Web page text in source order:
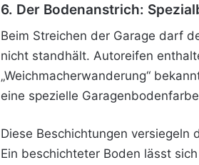
6. Der Bodenanstrich:
Beim Streichen der Garage darf
nicht standhält. Autoreifen
„Weichmacherwanderung“
eine spezielle
Diese Beschichtungen versiegeln
Ein beschichteter Boden lässt